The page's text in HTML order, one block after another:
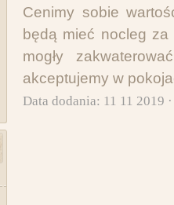
Cenimy sobie
będą mieć nocleg
mogły
akceptujemy w
Data dodania: 11 11 2019